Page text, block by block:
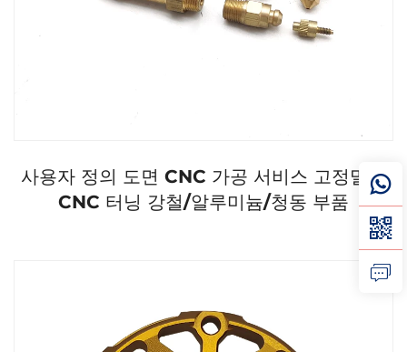
사용자 정의 도면 CNC 가공 서비스 고정밀도
CNC 터닝 강철/알루미늄/청동 부품